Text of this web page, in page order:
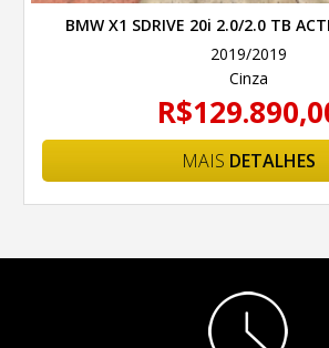
BMW X1 SDRIVE 20i 2.0/2.0 TB
2019/2019
Cinza
MAIS DETALHES